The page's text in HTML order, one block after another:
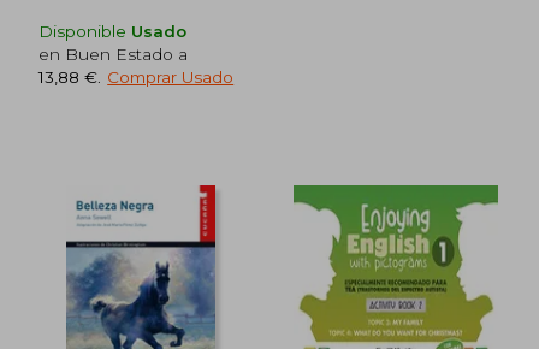
14,87 €
Rápido
5%
dcto.
Disponible Usado
en Buen Estado a
13,88 € Comprar Usado